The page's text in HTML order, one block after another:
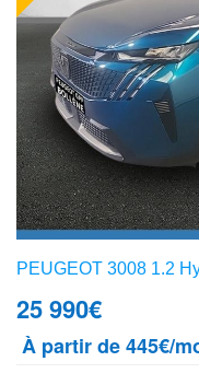
PEUGEOT 3008 1.2
25 990€
À partir de 445€/